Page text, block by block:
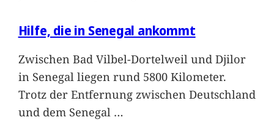
Hilfe, die in Senegal ankommt
Zwischen Bad Vilbel-Dortelweil und Djilor
in Senegal liegen rund 5800 Kilometer.
Trotz der Entfernung zwischen Deutschland
und dem Senegal …